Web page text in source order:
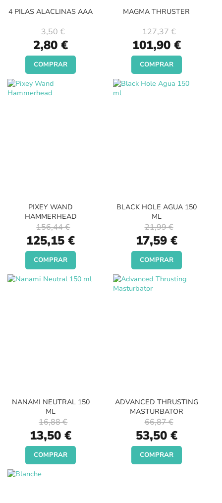
4 PILAS ALACLINAS AAA
Special
Price
2,80 €
3,50 €
COMPRAR
MAGMA THRUSTER
Special
Price
101,90 €
127,37 €
COMPRAR
PIXEY WAND
HAMMERHEAD
Special
Price
125,15 €
156,44 €
COMPRAR
BLACK HOLE AGUA 150
ML
Special
Price
17,59 €
21,99 €
COMPRAR
NANAMI NEUTRAL 150
ML
Special
Price
13,50 €
16,88 €
COMPRAR
ADVANCED THRUSTING
MASTURBATOR
Special
Price
53,50 €
66,87 €
COMPRAR